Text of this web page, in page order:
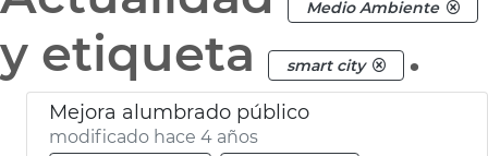
Medio Ambiente
y etiqueta smart city .
Mejora alumbrado público
modificado hace 4 años